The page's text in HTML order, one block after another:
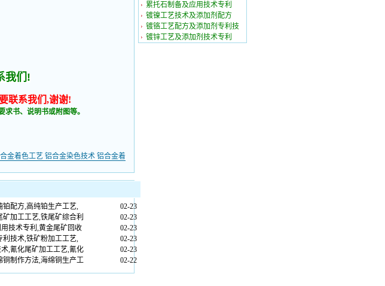
我们!
联系我们,谢谢!
书、说明书或附图等。
金着色工艺 铝合金染色技术 铝合金着
铂配方,高纯铂生产工艺,
02-23
加工工艺,铁尾矿综合利
02-23
技术专利,黄金尾矿回收
02-23
利技术,铁矿粉加工工艺,
02-23
,氰化尾矿加工工艺,氰化
02-23
铜制作方法,海绵铜生产工 02-22
累托石制备及应用技术专利
镀镍工艺技术及添加剂配方
镀铬工艺配方及添加剂专利技
镀锌工艺及添加剂技术专利